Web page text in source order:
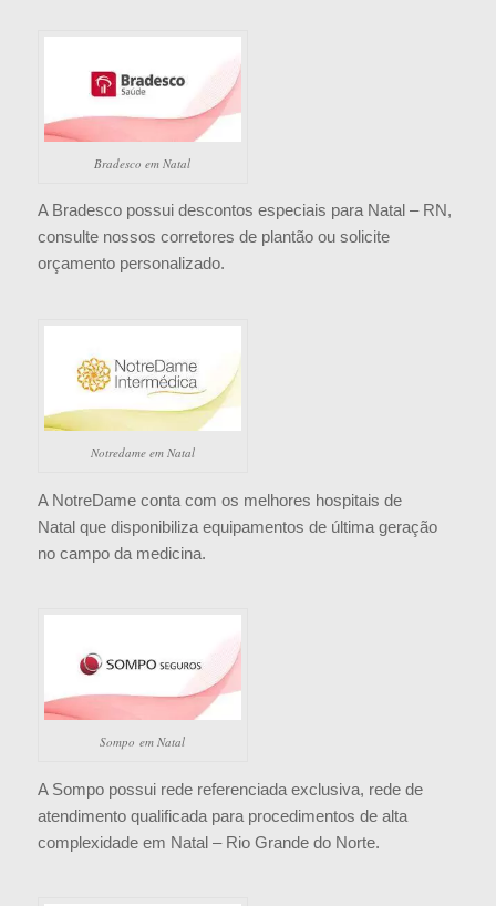
Bradesco em Natal
A Bradesco possui descontos especiais para Natal – RN,
consulte nossos corretores de plantão ou solicite
orçamento personalizado.
Notredame em Natal
A NotreDame conta com os melhores hospitais de
Natal que disponibiliza equipamentos de última geração
no campo da medicina.
Sompo em Natal
A Sompo possui rede referenciada exclusiva, rede de
atendimento qualificada para procedimentos de alta
complexidade em Natal – Rio Grande do Norte.